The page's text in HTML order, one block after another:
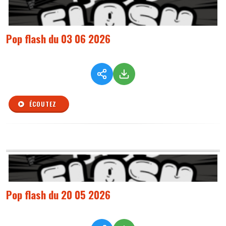
Pop flash du 03 06 2026
ÉCOUTEZ
Pop flash du 20 05 2026